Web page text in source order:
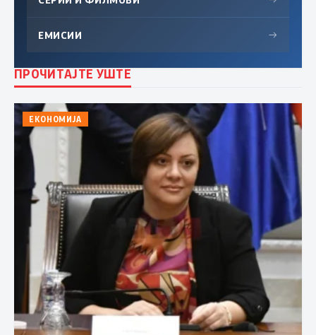
ЕМИСИИ →
ПРОЧИТАЈТЕ УШТЕ
ЕКОНОМИЈА